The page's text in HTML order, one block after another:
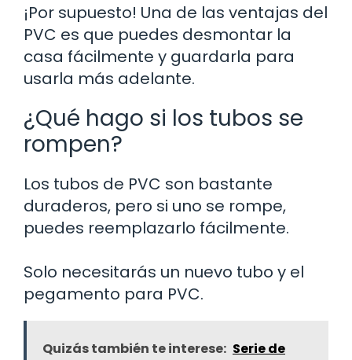
¡Por supuesto! Una de las ventajas del
PVC es que puedes desmontar la
casa fácilmente y guardarla para
usarla más adelante.
¿Qué hago si los tubos se
rompen?
Los tubos de PVC son bastante
duraderos, pero si uno se rompe,
puedes reemplazarlo fácilmente.
Solo necesitarás un nuevo tubo y el
pegamento para PVC.
Quizás también te interese: Serie de